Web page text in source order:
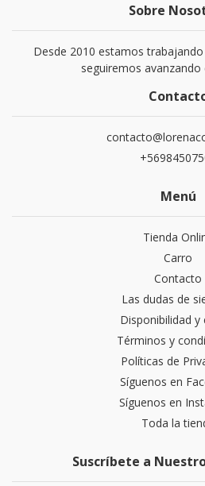
Sobre
Desde 2010 estamos
seguiremos avanzando
Menú
Tienda
Carro
Contacto
Las dudas de
Disponibilidad y
Términos y
Políticas de
Síguenos en
Síguenos en
Toda la
Suscríbete a